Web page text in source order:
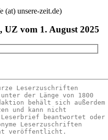
(at) unsere-zeit.de)
vom 1. August 2025